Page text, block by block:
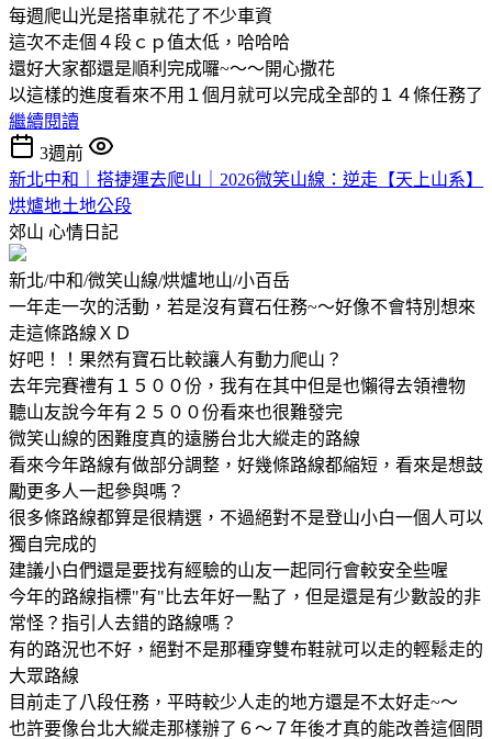
每週爬山光是搭車就花了不少車資
這次不走個４段ｃｐ值太低，哈哈哈
還好大家都還是順利完成囉~～～開心撒花
以這樣的進度看來不用１個月就可以完成全部的１４條任務了
繼續閱讀
3週前
新北中和｜搭捷運去爬山｜2026微笑山線：逆走【天上山系】
烘爐地土地公段
郊山 心情日記
新北/中和/微笑山線/烘爐地山/小百岳
一年走一次的活動，若是沒有寶石任務~～好像不會特別想來
走這條路線ＸＤ
好吧！！果然有寶石比較讓人有動力爬山？
去年完賽禮有１５００份，我有在其中但是也懶得去領禮物
聽山友說今年有２５００份看來也很難發完
微笑山線的困難度真的遠勝台北大縱走的路線
看來今年路線有做部分調整，好幾條路線都縮短，看來是想鼓
勵更多人一起參與嗎？
很多條路線都算是很精選，不過絕對不是登山小白一個人可以
獨自完成的
建議小白們還是要找有經驗的山友一起同行會較安全些喔
今年的路線指標"有"比去年好一點了，但是還是有少數設的非
常怪？指引人去錯的路線嗎？
有的路況也不好，絕對不是那種穿雙布鞋就可以走的輕鬆走的
大眾路線
目前走了八段任務，平時較少人走的地方還是不太好走~～
也許要像台北大縱走那樣辦了６～７年後才真的能改善這個問